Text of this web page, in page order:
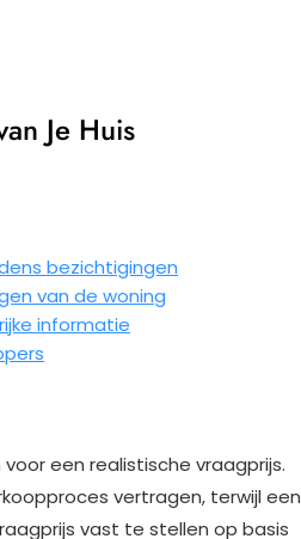
Je Huis
bezichtigingen
van de woning
informatie
een realistische vraagprijs.
vertragen, terwijl een
vast te stellen op basis